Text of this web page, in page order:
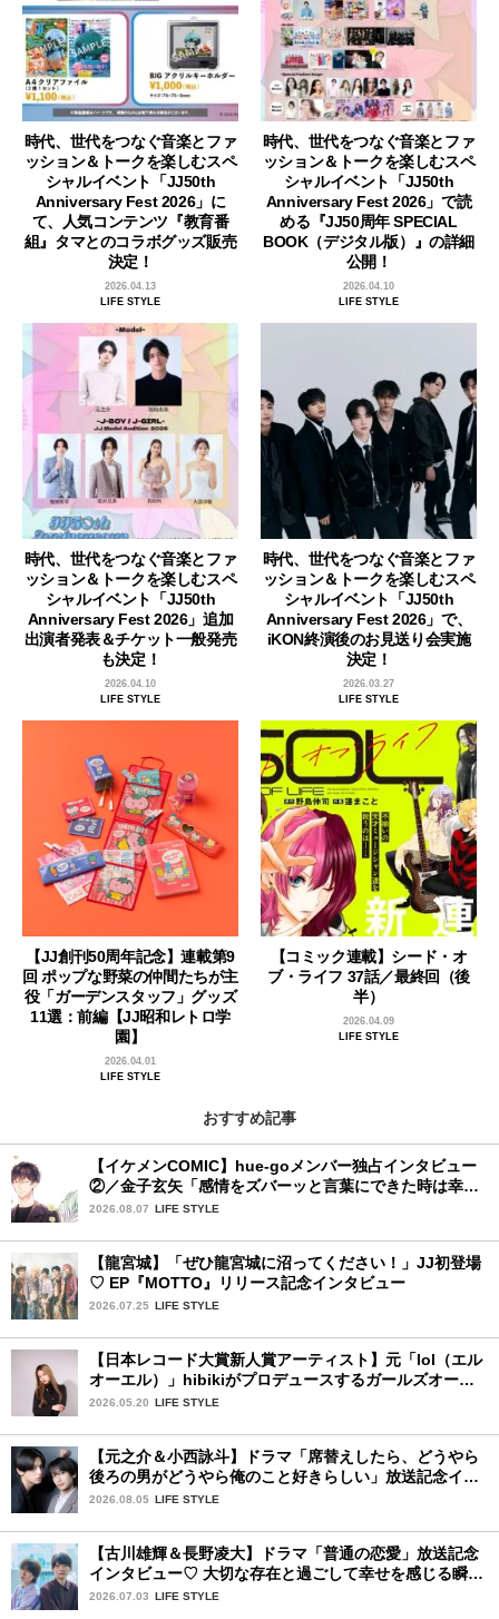
時代、世代をつなぐ音楽とファ
ッション＆トークを楽しむスペ
シャルイベント「JJ50th
Anniversary Fest 2026」に
て、人気コンテンツ『教育番
組』タマとのコラボグッズ販売
決定！
2026.04.13
LIFE STYLE
時代、世代をつなぐ音楽とファ
ッション＆トークを楽しむスペ
シャルイベント「JJ50th
Anniversary Fest 2026」で読
める『JJ50周年 SPECIAL
BOOK（デジタル版）』の詳細
公開！
2026.04.10
LIFE STYLE
時代、世代をつなぐ音楽とファ
ッション＆トークを楽しむスペ
シャルイベント「JJ50th
Anniversary Fest 2026」追加
出演者発表＆チケット一般発売
も決定！
2026.04.10
LIFE STYLE
時代、世代をつなぐ音楽とファ
ッション＆トークを楽しむスペ
シャルイベント「JJ50th
Anniversary Fest 2026」で、
iKON終演後のお見送り会実施
決定！
2026.03.27
LIFE STYLE
【JJ創刊50周年記念】連載第9
回 ポップな野菜の仲間たちが主
役「ガーデンスタッフ」グッズ
11選：前編【JJ昭和レトロ学
園】
2026.04.01
LIFE STYLE
【コミック連載】シード・オ
ブ・ライフ 37話／最終回（後
半）
2026.04.09
LIFE STYLE
おすすめ記事
【イケメンCOMIC】hue-goメンバー独占インタビュー
②／金子玄矢「感情をズバーッと言葉にできた時は幸
せ〜」
2026.08.07 LIFE STYLE
【龍宮城】「ぜひ龍宮城に沼ってください！」JJ初登場
♡ EP『MOTTO』リリース記念インタビュー
2026.07.25 LIFE STYLE
【日本レコード大賞新人賞アーティスト】元「lol（エル
オーエル）」hibikiがプロデュースするガールズオーデ
ィションが始動！ 応募は5月31日（日）まで
2026.05.20 LIFE STYLE
【元之介＆小西詠斗】ドラマ「席替えしたら、どうやら
後ろの男がどうやら俺のこと好きらしい」放送記念イン
タビュー♡ 「自然と詠斗くんが可愛く見えたんです」
2026.08.05 LIFE STYLE
【古川雄輝＆長野凌大】ドラマ「普通の恋愛」放送記念
インタビュー♡ 大切な存在と過ごして幸せを感じる瞬間
は？
2026.07.03 LIFE STYLE